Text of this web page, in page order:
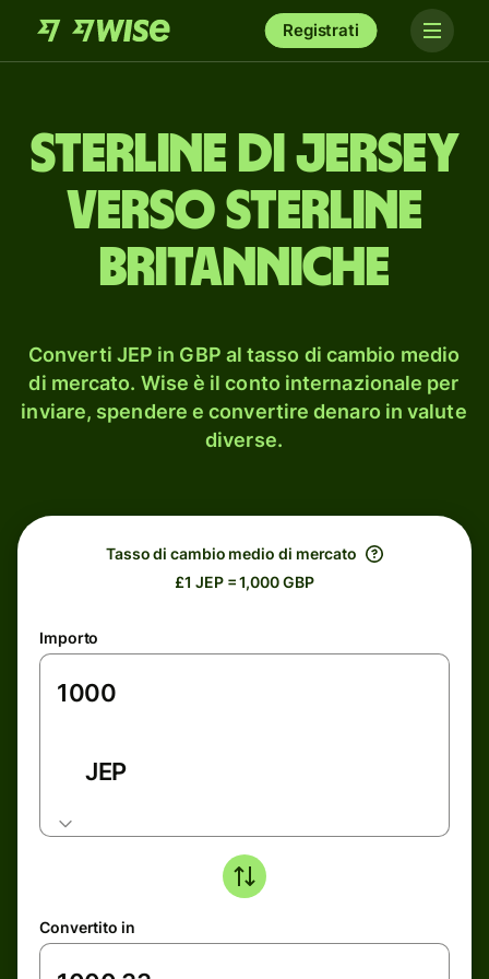
Registrati
sterline di Jersey
verso sterline
britanniche
Converti JEP in GBP al tasso di cambio medio
di mercato. Wise è il conto internazionale per
inviare, spendere e convertire denaro in valute
diverse.
Tasso di cambio medio di mercato
£1 JEP = 1,000 GBP
Importo
JEP
Convertito in